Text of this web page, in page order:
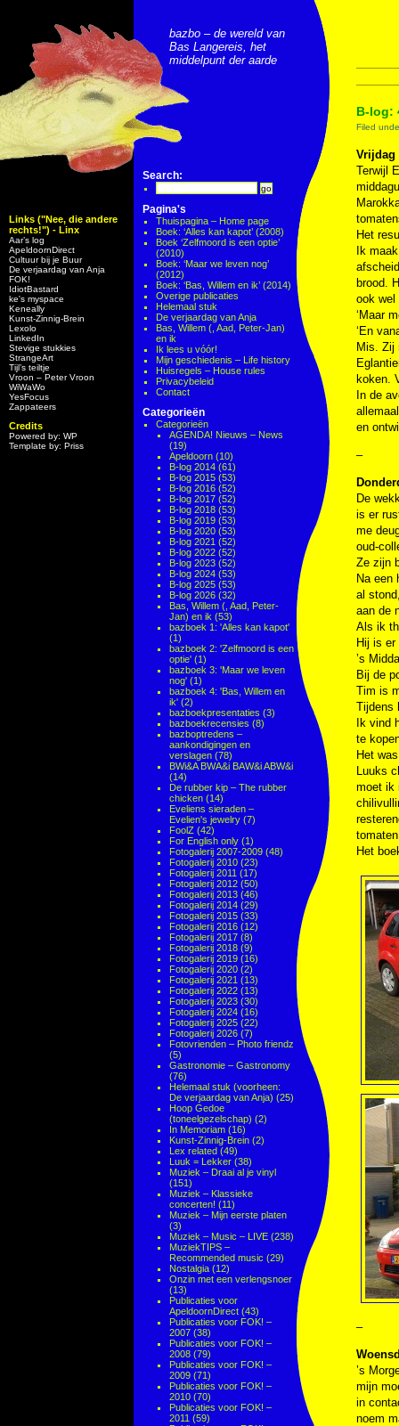
Links ("Nee, die andere
rechts!") - Linx
Aar’s log
ApeldoornDirect
Cultuur bij je Buur
De verjaardag van Anja
FOK!
IdiotBastard
ke's myspace
Keneally
Kunst-Zinnig-Brein
Lexolo
LinkedIn
Stevige stukkies
StrangeArt
Tijl’s teiltje
Vroon – Peter Vroon
WiWaWo
YesFocus
Zappateers
Credits
Powered by: WP
Template by: Priss
bazbo – de wereld van
Bas Langereis, het
middelpunt der aarde
Search:
Pagina's
Thuispagina – Home page
Boek: ‘Alles kan kapot’ (2008)
Boek ‘Zelfmoord is een optie’
(2010)
Boek: ‘Maar we leven nog’
(2012)
Boek: ‘Bas, Willem en ik’ (2014)
Overige publicaties
Helemaal stuk
De verjaardag van Anja
Bas, Willem (, Aad, Peter-Jan)
en ik
Ik lees u vóór!
Mijn geschiedenis – Life history
Huisregels – House rules
Privacybeleid
Contact
Categorieën
Categorieën
AGENDA! Nieuws – News
(19)
Apeldoorn (10)
B-log 2014 (61)
B-log 2015 (53)
B-log 2016 (52)
B-log 2017 (52)
B-log 2018 (53)
B-log 2019 (53)
B-log 2020 (53)
B-log 2021 (52)
B-log 2022 (52)
B-log 2023 (52)
B-log 2024 (53)
B-log 2025 (53)
B-log 2026 (32)
Bas, Willem (, Aad, Peter-
Jan) en ik (53)
bazboek 1: 'Alles kan kapot'
(1)
bazboek 2: 'Zelfmoord is een
optie' (1)
bazboek 3: 'Maar we leven
nog' (1)
bazboek 4: 'Bas, Willem en
ik' (2)
bazboekpresentaties (3)
bazboekrecensies (8)
bazboptredens –
aankondigingen en
verslagen (78)
BWi&A BWA&i BAW&i ABW&i
(14)
De rubber kip – The rubber
chicken (14)
Eveliens sieraden –
Evelien's jewelry (7)
FoolZ (42)
For English only (1)
Fotogalerij 2007-2009 (48)
Fotogalerij 2010 (23)
Fotogalerij 2011 (17)
Fotogalerij 2012 (50)
Fotogalerij 2013 (46)
Fotogalerij 2014 (29)
Fotogalerij 2015 (33)
Fotogalerij 2016 (12)
Fotogalerij 2017 (8)
Fotogalerij 2018 (9)
Fotogalerij 2019 (16)
Fotogalerij 2020 (2)
Fotogalerij 2021 (13)
Fotogalerij 2022 (13)
Fotogalerij 2023 (30)
Fotogalerij 2024 (16)
Fotogalerij 2025 (22)
Fotogalerij 2026 (7)
Fotovrienden – Photo friendz
(5)
Gastronomie – Gastronomy
(76)
Helemaal stuk (voorheen:
De verjaardag van Anja) (25)
Hoop Gedoe
(toneelgezelschap) (2)
In Memoriam (16)
Kunst-Zinnig-Brein (2)
Lex related (49)
Luuk = Lekker (38)
Muziek – Draai al je vinyl
(151)
Muziek – Klassieke
concerten! (11)
Muziek – Mijn eerste platen
(3)
Muziek – Music – LIVE (238)
MuziekTIPS –
Recommended music (29)
Nostalgia (12)
Onzin met een verlengsnoer
(13)
Publicaties voor
ApeldoornDirect (43)
Publicaties voor FOK! –
2007 (38)
Publicaties voor FOK! –
2008 (79)
Publicaties voor FOK! –
2009 (71)
Publicaties voor FOK! –
2010 (70)
Publicaties voor FOK! –
2011 (59)
B-log:
Filed
Vrijdag
Terwijl
Het
Ik
brood.
ook wel
‘Maar
‘En
Mis. Zij
koken.
In de
en
–
De
is er
me
oud-
Ze zijn
Na een
al
aan de
Als ik
Hij is
’s
Bij de
Tim is
Tijdens
Ik vind
te
Het
Luuks
moet ik
Het
–
’s
mijn
in
noem